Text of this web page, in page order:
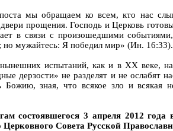
мы обращаем ко всем, кто нас
двери прощения. Господь и Церковь
в связи с произошедшими
но мужайтесь: Я победил мир» (Ин. 16:33).
испытаний, как и в ХХ веке,
дерзости» не разделят и не ослабят
Божию, зная, что всякое зло и всякая
состоявшегося 3 апреля 2012
Церковного Совета Русской